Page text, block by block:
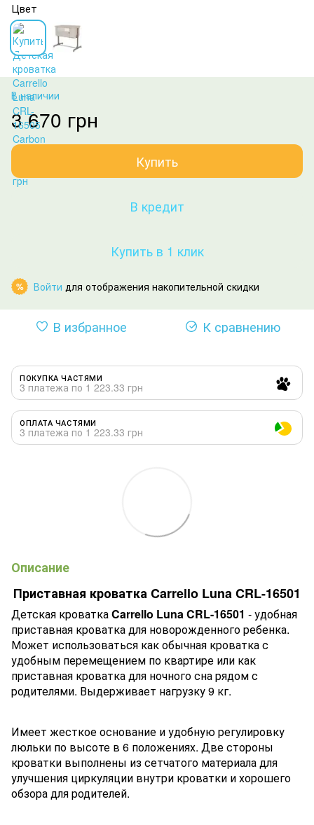
Цвет
В наличии
3 670 грн
Купить
В кредит
Купить в 1 клик
% Войти для отображения накопительной скидки
В избранное К сравнению
ПОКУПКА ЧАСТЯМИ
3 платежа по 1 223.33 грн
ОПЛАТА ЧАСТЯМИ
3 платежа по 1 223.33 грн
Описание
Приставная кроватка Carrello Luna CRL-16501
Детская кроваткаCarrello Luna CRL-16501 - удобная
приставная кроватка для новорожденного ребенка.
Может использоваться как обычная кроватка с
удобным перемещением по квартире или как
приставная кроватка для ночного сна рядом с
родителями. Выдерживает нагрузку 9 кг.
Имеет жесткое основание и удобную регулировку
люльки по высоте в 6 положениях. Две стороны
кроватки выполнены из сетчатого материала для
улучшения циркуляции внутри кроватки и хорошего
обзора для родителей.